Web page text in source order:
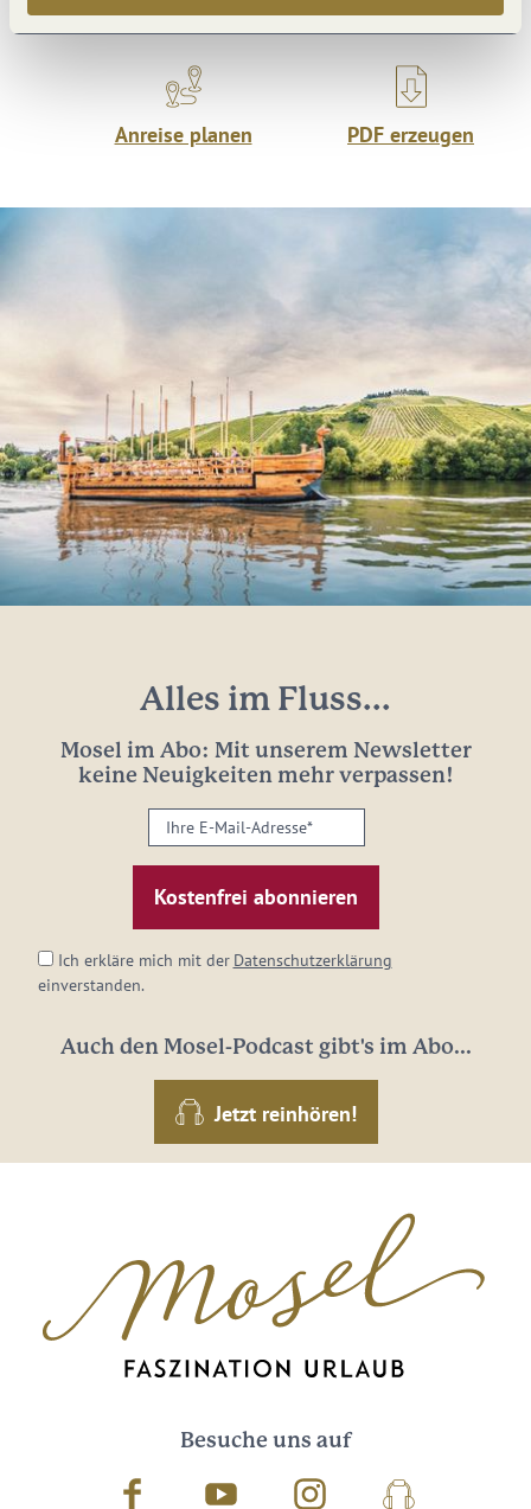
Anreise planen PDF erzeugen
Alles im Fluss...
Mosel im Abo: Mit unserem Newsletter
keine Neuigkeiten mehr verpassen!
Ihre
E-
Mail-
Adresse:
Ich erkläre mich mit der Datenschutzerklärung
einverstanden.
Auch den Mosel-Podcast gibt's im Abo...
Jetzt reinhören!
Besuche uns auf
Facebook Youtube InstagramPodcast